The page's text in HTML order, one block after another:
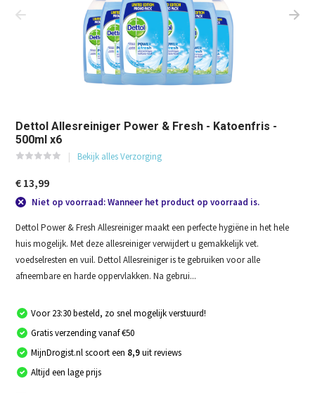
Dettol Allesreiniger Power & Fresh - Katoenfris -
500ml x6
Bekijk alles Verzorging
€ 13,99
Niet op voorraad: Wanneer het product op voorraad is.
Dettol Power & Fresh Allesreiniger maakt een perfecte hygiëne in het hele
huis mogelijk. Met deze allesreiniger verwijdert u gemakkelijk vet.
voedselresten en vuil. Dettol Allesreiniger is te gebruiken voor alle
afneembare en harde oppervlakken. Na gebrui...
Voor 23:30 besteld, zo snel mogelijk verstuurd!
Gratis verzending vanaf €50
MijnDrogist.nl scoort een 8,9uit reviews
Altijd een lage prijs